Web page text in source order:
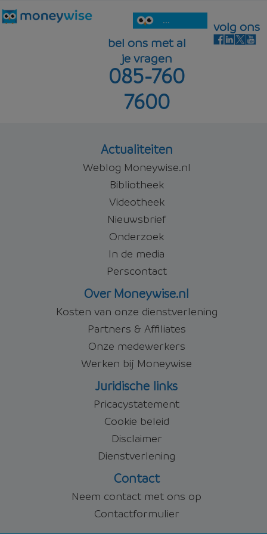
...
bel ons met al
je vragen
085-760
7600
volg ons
Actualiteiten
Weblog Moneywise.nl
Bibliotheek
Videotheek
Nieuwsbrief
Onderzoek
In de media
Perscontact
Over Moneywise.nl
Kosten van onze dienstverlening
Partners & Affiliates
Onze medewerkers
Werken bij Moneywise
Juridische links
Pricacystatement
Cookie beleid
Disclaimer
Dienstverlening
Contact
Neem contact met ons op
Contactformulier